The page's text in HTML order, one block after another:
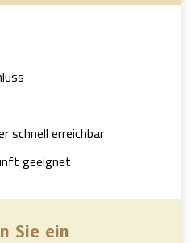
schnell erreichbar
geeignet
Sie ein